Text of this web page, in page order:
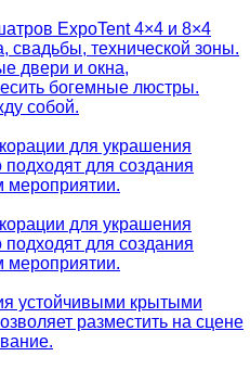
ExpoTent 4×4 и 8×4
свадьбы, технической зоны.
двери и окна,
богемные люстры.
собой.
для украшения
для создания
для украшения
для создания
устойчивыми крытыми
разместить на сцене